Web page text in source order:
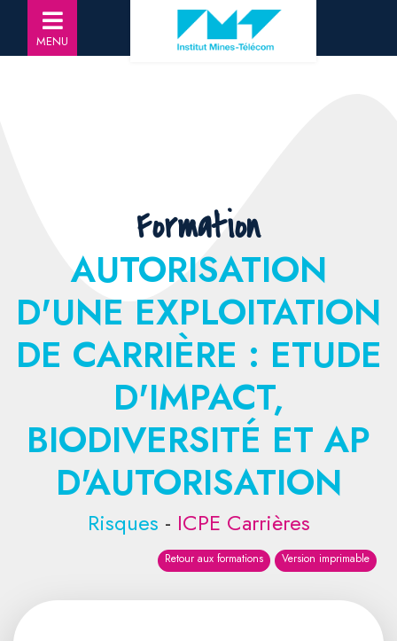
MENU
Formation
AUTORISATION
D'UNE EXPLOITATION
DE CARRIÈRE : ETUDE
D'IMPACT,
BIODIVERSITÉ ET AP
D'AUTORISATION
Risques - ICPE Carrières
Retour aux formations Version imprimable